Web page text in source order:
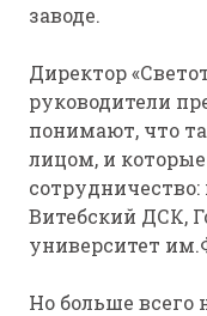
заводе.
Директор
руководители
понимают, что
лицом, и
Витебский ДСК,
университет
Но больше всего